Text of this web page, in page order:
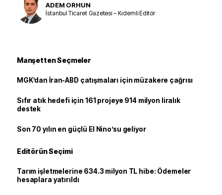
ADEM ORHUN
İstanbul Ticaret Gazetesi – Kıdemli Editör
Manşetten Seçmeler
MGK’dan İran-ABD çatışmaları için müzakere çağrısı
Sıfır atık hedefi için 161 projeye 914 milyon liralık
destek
Son 70 yılın en güçlü El Nino’su geliyor
Editörün Seçimi
Tarım işletmelerine 634.3 milyon TL hibe: Ödemeler
hesaplara yatırıldı